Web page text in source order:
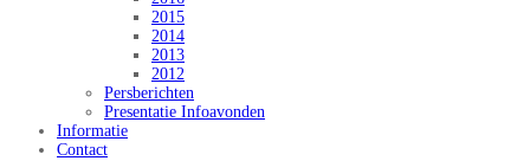
2015
2014
2013
2012
Persberichten
Presentatie Infoavonden
Informatie
Contact